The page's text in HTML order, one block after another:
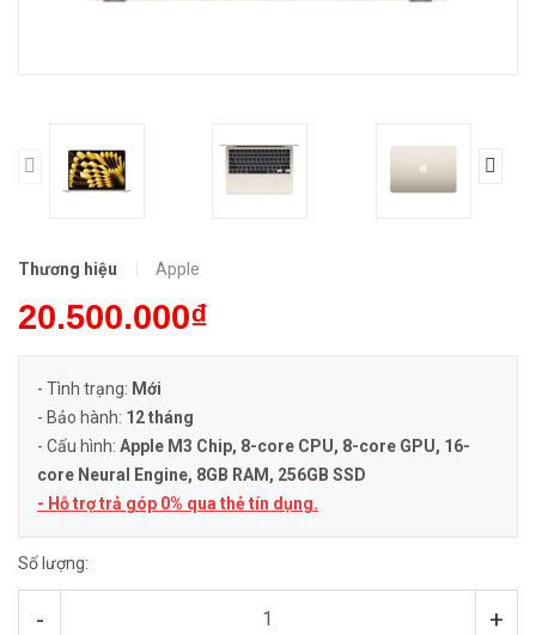
Thương hiệu Apple
20.500.000₫
- Tình trạng: Mới
- Bảo hành: 12 tháng
- Cấu hình: Apple M3 Chip, 8-core CPU, 8-core GPU, 16-
core Neural Engine, 8GB RAM, 256GB SSD
- Hỗ trợ trả góp 0% qua thẻ tín dụng.
Số lượng:
- +